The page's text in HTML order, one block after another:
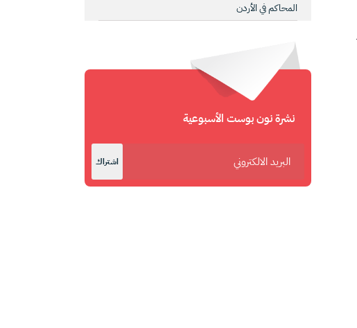
المحاكم في الأردن
نشرة نون بوست الأسبوعية
اشتراك